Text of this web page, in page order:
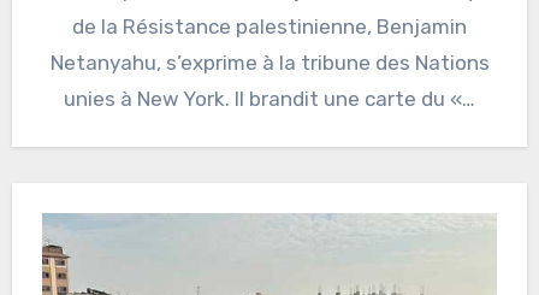
de la Résistance palestinienne, Benjamin
Netanyahu, s’exprime à la tribune des Nations
unies à New York. Il brandit une carte du «…